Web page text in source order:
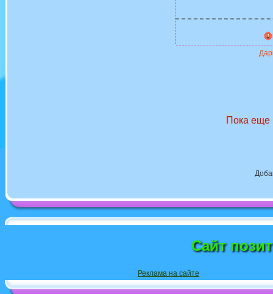
Пока еще
Сайт
Реклама на сайте